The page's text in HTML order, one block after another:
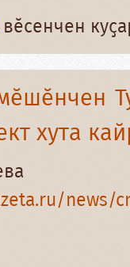
вӗсенчен
хута